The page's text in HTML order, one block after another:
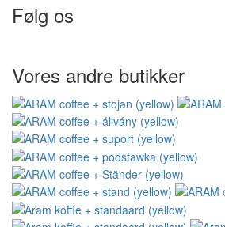
Følg os
Vores andre butikker